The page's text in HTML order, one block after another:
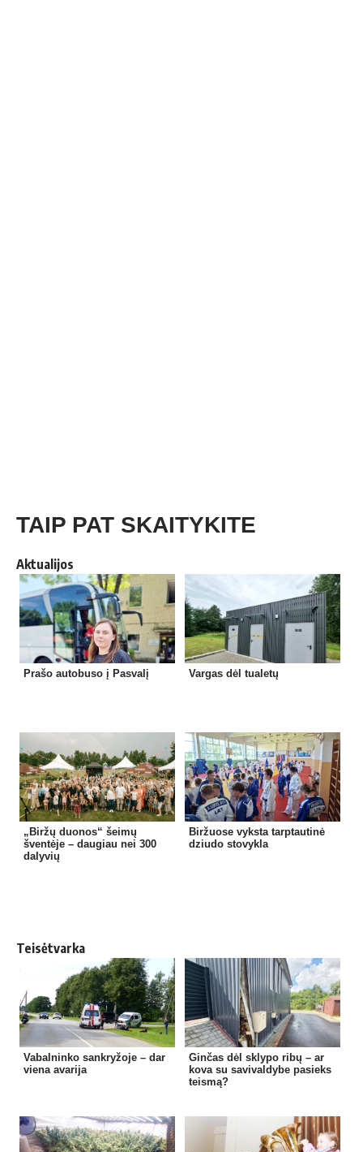
TAIP PAT SKAITYKITE
Aktualijos
Prašo autobuso į Pasvalį Vargas dėl tualetų
„Biržų duonos“ šeimų
šventėje – daugiau nei 300
dalyvių
Biržuose vyksta tarptautinė
dziudo stovykla
Teisėtvarka
Vabalninko sankryžoje – dar
viena avarija
Ginčas dėl sklypo ribų – ar
kova su savivaldybe pasieks
teismą?